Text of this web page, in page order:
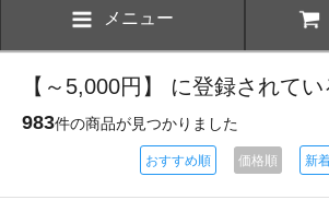
メニュー
【～5,000円】 に登録されて
983件の商品が見つかりました
おすすめ順 価格順 新